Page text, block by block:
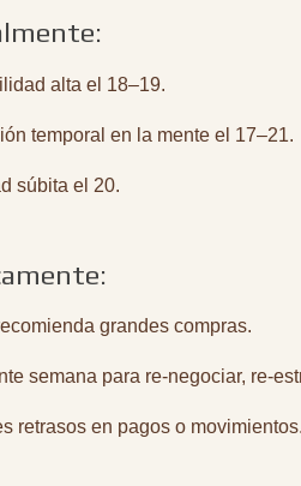
alta el 18–19.
temporal en la mente el 17–21.
súbita el 20.
grandes compras.
semana para re-negociar, re-
retrasos en pagos o